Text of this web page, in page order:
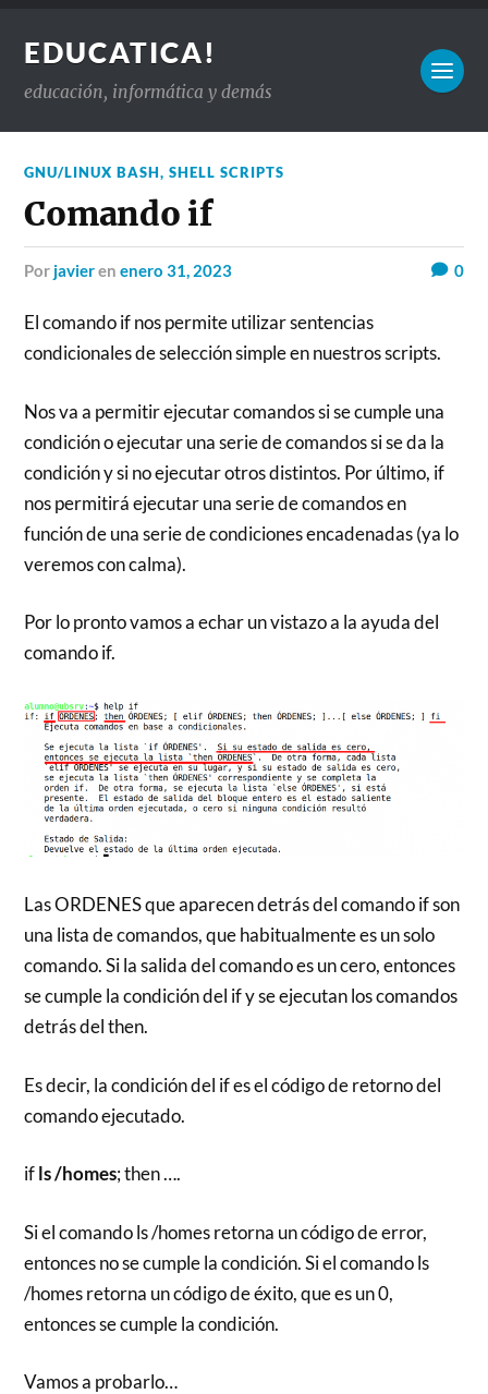
EDUCATICA!
educación, informática y demás
GNU/LINUX BASH,SHELL SCRIPTS
Comando if
por javierenenero 31, 2023 0
El comando if nos permite utilizar sentencias
condicionales de selección simple en nuestros scripts.
Nos va a permitir ejecutar comandos si se cumple una
condición o ejecutar una serie de comandos si se da la
condición y si no ejecutar otros distintos. Por último, if
nos permitirá ejecutar una serie de comandos en
función de una serie de condiciones encadenadas (ya lo
veremos con calma).
Por lo pronto vamos a echar un vistazo a la ayuda del
comando if.
Las ORDENES que aparecen detrás del comando if son
una lista de comandos, que habitualmente es un solo
comando. Si la salida del comando es un cero, entonces
se cumple la condición del if y se ejecutan los comandos
detrás del then.
Es decir, la condición del if es el código de retorno del
comando ejecutado.
ifls /homes; then ….
Si el comando ls /homes retorna un código de error,
entonces no se cumple la condición. Si el comando ls
/homes retorna un código de éxito, que es un 0,
entonces se cumple la condición.
Vamos a probarlo…